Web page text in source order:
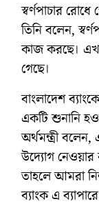
স্বর্ণপাচার
তিনি বলেন,
কাজ করছে।
গেছে।
বাংলাদেশ
একটি শুনানি
অর্থমন্ত্রী
উদ্যোগ নেওয়ার
তাহলে আমরা
ব্যাংক এ